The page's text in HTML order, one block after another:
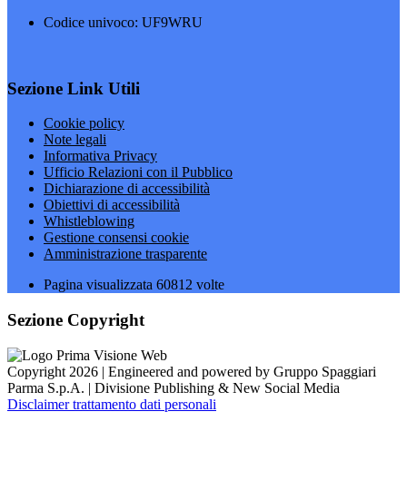
Codice univoco: UF9WRU
Sezione Link Utili
Cookie policy
Note legali
Informativa Privacy
Ufficio Relazioni con il Pubblico
Dichiarazione di accessibilità
Obiettivi di accessibilità
Whistleblowing
Gestione consensi cookie
Amministrazione trasparente
Pagina visualizzata 60812 volte
Sezione Copyright
Copyright 2026 | Engineered and powered by Gruppo Spaggiari
Parma S.p.A. | Divisione Publishing & New Social Media
Disclaimer trattamento dati personali